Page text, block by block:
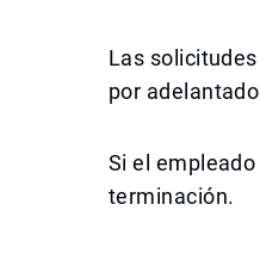
Las
por
Si el
terminación.